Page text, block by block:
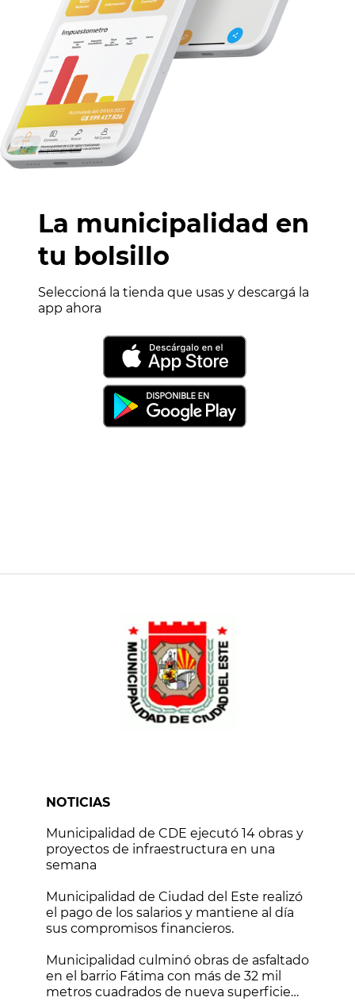
La municipalidad en
tu bolsillo
Seleccioná la tienda que usas y descargá la
app ahora
NOTICIAS
Municipalidad de CDE ejecutó 14 obras y
proyectos de infraestructura en una
semana
Municipalidad de Ciudad del Este realizó
el pago de los salarios y mantiene al día
sus compromisos financieros.
Municipalidad culminó obras de asfaltado
en el barrio Fátima con más de 32 mil
metros cuadrados de nueva superficie